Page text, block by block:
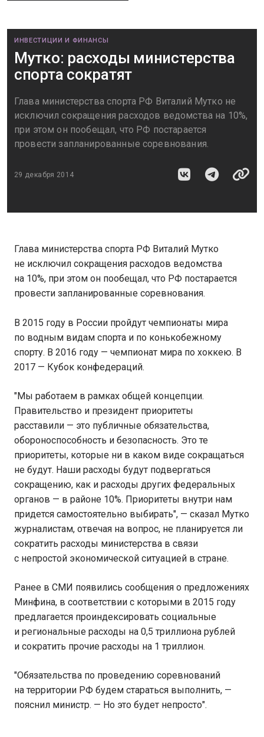
ИНВЕСТИЦИИ И ФИНАНСЫ
Мутко: расходы министерства
спорта сократят
Глава министерства спорта РФ Виталий Мутко не
исключил сокращения расходов ведомства на 10%,
при этом он пообещал, что РФ постарается
провести запланированные соревнования.
29 декабря 2014
Глава министерства спорта РФ Виталий Мутко
не исключил сокращения расходов ведомства
на 10%, при этом он пообещал, что РФ постарается
провести запланированные соревнования.
В 2015 году в России пройдут чемпионаты мира
по водным видам спорта и по конькобежному
спорту. В 2016 году — чемпионат мира по хоккею. В
2017 — Кубок конфедераций.
"Мы работаем в рамках общей концепции.
Правительство и президент приоритеты
расставили — это публичные обязательства,
обороноспособность и безопасность. Это те
приоритеты, которые ни в каком виде сокращаться
не будут. Наши расходы будут подвергаться
сокращению, как и расходы других федеральных
органов — в районе 10%. Приоритеты внутри нам
придется самостоятельно выбирать", — сказал Мутко
журналистам, отвечая на вопрос, не планируется ли
сократить расходы министерства в связи
с непростой экономической ситуацией в стране.
Ранее в СМИ появились сообщения о предложениях
Минфина, в соответствии с которыми в 2015 году
предлагается проиндексировать социальные
и региональные расходы на 0,5 триллиона рублей
и сократить прочие расходы на 1 триллион.
"Обязательства по проведению соревнований
на территории РФ будем стараться выполнить, —
пояснил министр. — Но это будет непросто".